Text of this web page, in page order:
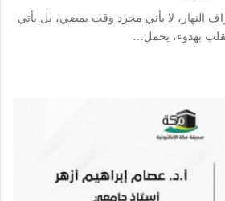
النهار، لا يأتي مجرد وقت يمضي، بل يأتي
بهدوء، يحمل…